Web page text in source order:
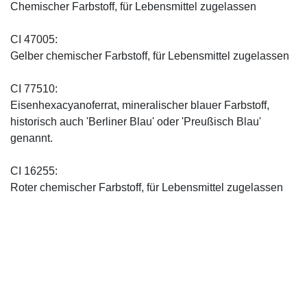
Chemischer Farbstoff, für Lebensmittel zugelassen
CI 47005:
Gelber chemischer Farbstoff, für Lebensmittel zugelassen
CI 77510:
Eisenhexacyanoferrat, mineralischer blauer Farbstoff,
historisch auch 'Berliner Blau' oder 'Preußisch Blau'
genannt.
CI 16255:
Roter chemischer Farbstoff, für Lebensmittel zugelassen